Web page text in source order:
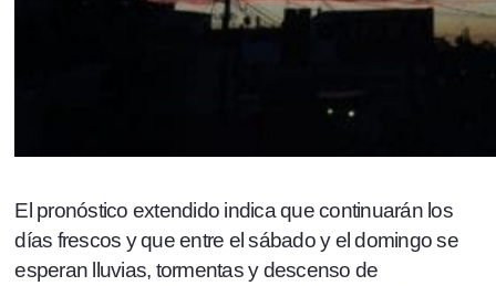
El pronóstico extendido indica que continuarán los
días frescos y que entre el sábado y el domingo se
esperan lluvias, tormentas y descenso de